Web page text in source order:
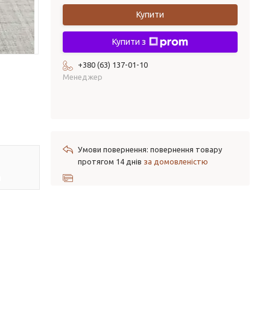
Купити
Купити з
+380 (63) 137-01-10
Менеджер
повернення товару
протягом 14 днів за домовленістю